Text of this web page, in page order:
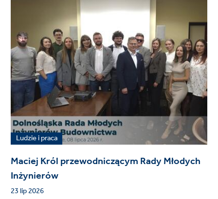
Ludzie i praca
Maciej Król przewodniczącym Rady Młodych
Inżynierów
23 lip 2026